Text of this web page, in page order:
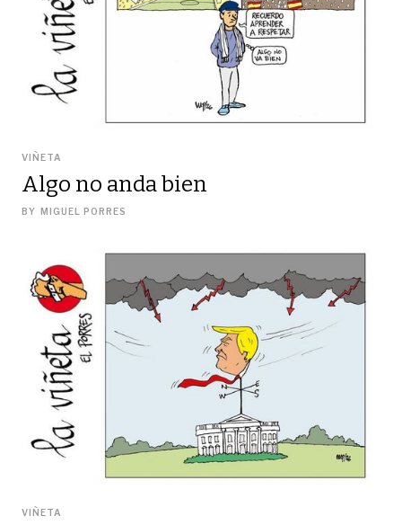
VIÑETA
Algo no anda bien
BY MIGUEL PORRES
VIÑETA